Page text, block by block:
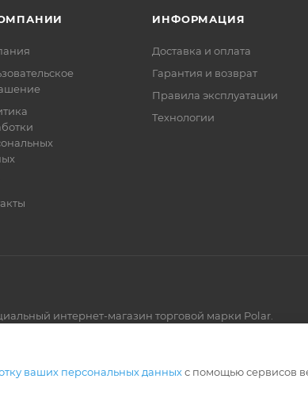
ИНФОРМАЦИЯ
Доставка и оплата
Гарантия и возврат
Правила эксплуатации
Технологии
интернет-магазин торговой марки Polar.
ваших персональных данныхс помощью сервисов